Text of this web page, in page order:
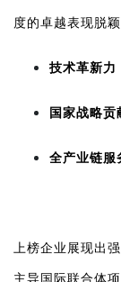
度的卓越表现脱颖
技术革新力
国家战略贡
全产业链服
上榜企业展现出
主导国际联合体